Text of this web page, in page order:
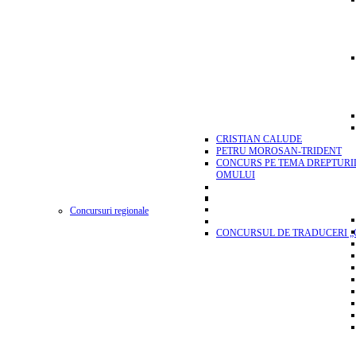
CRISTIAN CALUDE
PETRU MOROSAN-TRIDENT
CONCURS PE TEMA
OMULUI
Concursuri regionale
CONCURSUL DE TRADUCERI